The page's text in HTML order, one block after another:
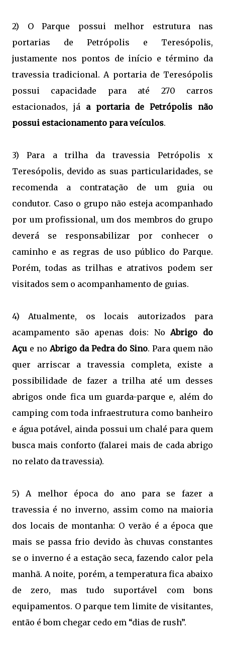
2) O Parque possui melhor estrutura nas
portarias de Petrópolis e Teresópolis,
justamente nos pontos de início e término da
travessia tradicional. A portaria de Teresópolis
possui capacidade para até 270 carros
estacionados, já a portaria de Petrópolis não
possui estacionamento para veículos.
3) Para a trilha da travessia Petrópolis x
Teresópolis, devido as suas particularidades, se
recomenda a contratação de um guia ou
condutor. Caso o grupo não esteja acompanhado
por um profissional, um dos membros do grupo
deverá se responsabilizar por conhecer o
caminho e as regras de uso público do Parque.
Porém, todas as trilhas e atrativos podem ser
visitados sem o acompanhamento de guias.
4) Atualmente, os locais autorizados para
acampamento são apenas dois: NoAbrigo do
Açu e noAbrigo da Pedra do Sino. Para quem não
quer arriscar a travessia completa, existe a
possibilidade de fazer a trilha até um desses
abrigos onde fica um guarda-parque e, além do
camping com toda infraestrutura como banheiro
e água potável, ainda possui um chalé para quem
busca mais conforto (falarei mais de cada abrigo
no relato da travessia).
5) A melhor época do ano para se fazer a
travessia é no inverno, assim como na maioria
dos locais de montanha: O verão é a época que
mais se passa frio devido às chuvas constantes
se o inverno é a estação seca, fazendo calor pela
manhã. A noite, porém, a temperatura fica abaixo
de zero, mas tudo suportável com bons
equipamentos. O parque tem limite de visitantes,
então é bom chegar cedo em “dias de rush”.